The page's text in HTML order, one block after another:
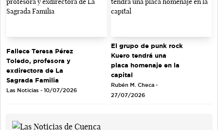
Fallece Teresa Pérez
Toledo, profesora y
exdirectora de La
Sagrada Familia
Las Noticias - 10/07/2026
El grupo de punk rock
Kuero tendrá una
placa homenaje en la
capital
Rubén M. Checa -
27/07/2026